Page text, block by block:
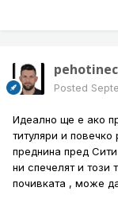
Posted
Идеално ще е ако
титуляри и
преднина пред
ни спечелят и този
почивката , може